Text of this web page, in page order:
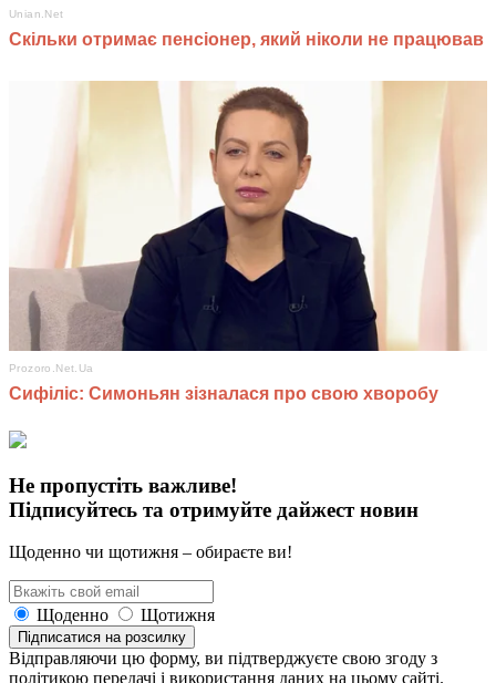
Не пропустіть важливе!
Підписуйтесь та отримуйте дайжест новин
Щоденно чи щотижня – обираєте ви!
Щоденно Щотижня
Підписатися на розсилку
Відправляючи цю форму, ви підтверджуєте свою згоду з
політикою передачі і використання даних на цьому сайті.